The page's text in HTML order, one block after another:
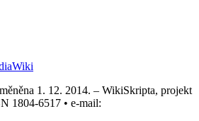
1. 12. 2014. – WikiSkripta, projekt
1804-6517 • e-mail: